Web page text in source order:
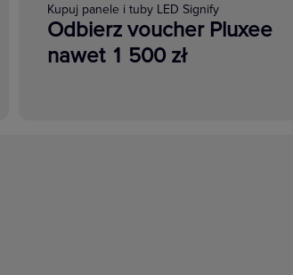
Kupuj panele i tuby LED Signify
Odbierz voucher Pluxee
nawet 1 500 zł